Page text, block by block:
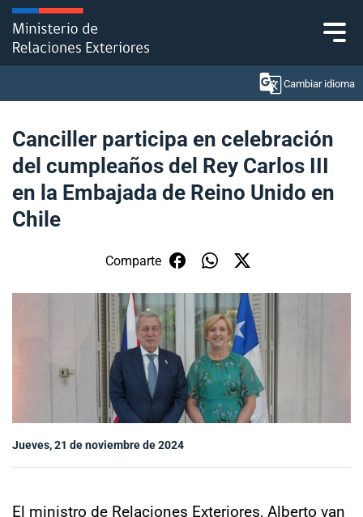
Click acá para ir directamente al contenido
Cambiar idioma
Ministerio
Política Exterior
Subsecretaría de Relaciones Económicas
Internacionales
Sala de prensa
modo claro
Canciller participa en celebración
del cumpleaños del Rey Carlos III
en la Embajada de Reino Unido en
Chile
Comparte
Jueves, 21 de noviembre de 2024
El ministro de Relaciones Exteriores, Alberto van